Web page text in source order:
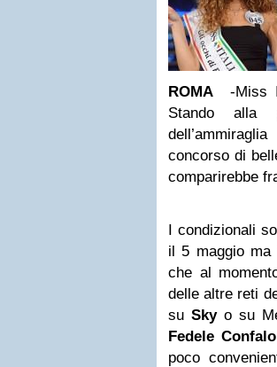
ROMA -Miss
Stando alla
concorso di
comparirebbe
I condizionali
il 5 maggio ma
che al
delle altre reti
suSkyo su
Fedele
poco